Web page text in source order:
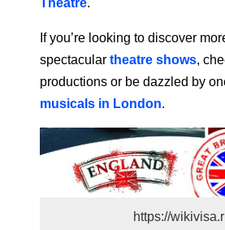
Theatre.
If you’re looking to discover
spectacular theatre shows,
productions or be dazzled by
musicals in London.
https://